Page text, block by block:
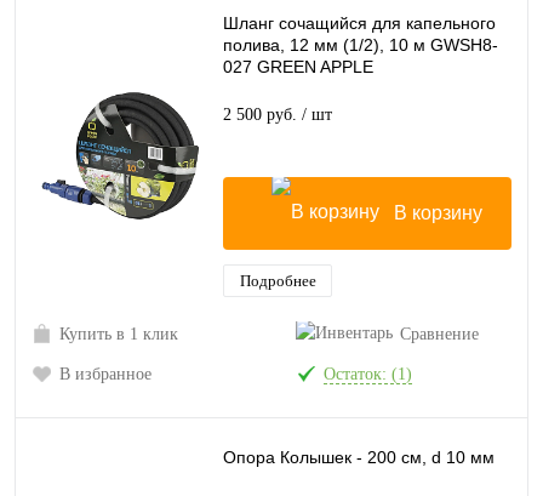
Шланг сочащийся для капельного
полива, 12 мм (1/2), 10 м GWSH8-
027 GREEN APPLE
2 500 руб. / шт
В корзину
Подробнее
Купить в 1 клик Сравнение
В избранное Остаток: (1)
Опора Колышек - 200 см, d 10 мм